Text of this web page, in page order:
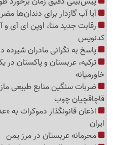
آیا آب گازدار برای دندان‌ها
رقابت جدید متا، اوپن ای آی
کدنویس
پاسخ به نگرانی مادران شیرده
ترکیه، عربستان و پاکستان در
خاورمیانه
ضربات سنگین منابع طبیعی
قاچاقچیان چوب
اذعان قانونگذار دموکرات به
ایران
محرمانه عربستان در مرز یمن